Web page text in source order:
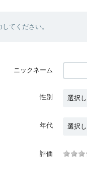
てください。
ニックネーム
性別
年代
評価